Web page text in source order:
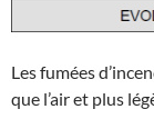
Les fumées
que l’air et plus